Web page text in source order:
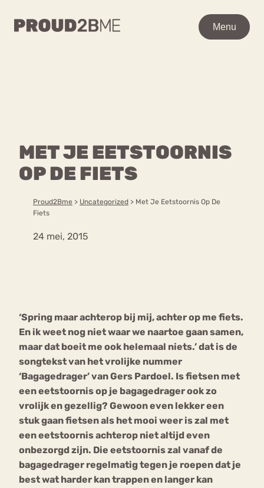
Menu
MET JE EETSTOORNIS
OP DE FIETS
Proud2Bme > Uncategorized > Met Je Eetstoornis Op De
Fiets
24 mei, 2015
‘Spring maar achterop bij mij, achter op me fiets.
En ik weet nog niet waar we naartoe gaan samen,
maar dat boeit me ook helemaal niets.’ dat is de
songtekst van het vrolijke nummer
‘Bagagedrager’ van Gers Pardoel. Is fietsen met
een eetstoornis op je bagagedrager ook zo
vrolijk en gezellig? Gewoon even lekker een
stuk gaan fietsen als het mooi weer is zal met
een eetstoornis achterop niet altijd even
onbezorgd zijn. Die eetstoornis zal vanaf de
bagagedrager regelmatig tegen je roepen dat je
best wat harder kan trappen en langer kan
Menu
Content
Over ons
Forum
WAAR BEN JE NAAR OP
Over proud2bme
Contact
Vacatures
Privacyverklaring
mia
Nerv
osa
Eetstoornis Anorexia Nervosa
Eetbuien Piekeren Sport
Orthorexia
Afvallen Angst